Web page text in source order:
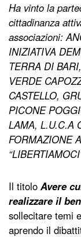
Ha vinto la
cittadinanza
associazioni:
INIZIATIVA
TERRA DI
VERDE
CASTELLO,
PICONE
LAMA, L.U.C.A
FORMAZIONE
Il titolo Avere
realizzare il
sollecitare temi
aprendo il